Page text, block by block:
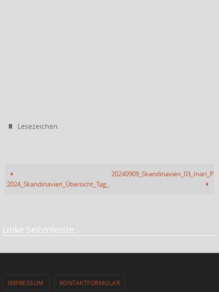
Lesezeichen.
2024_Skandinavien_Übersicht_Tag_17_18
Linke Seitenleiste
IMPRESSUM KONTAKTFORMULAR